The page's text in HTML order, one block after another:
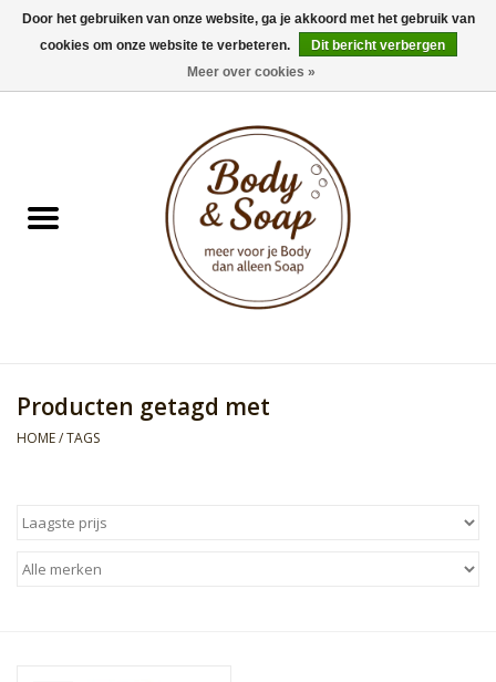
0 Artikelen - €0,00
Doucheproducten
Kids Collection
Producten getagd met
HOME/TAGS
Door het gebruiken van onze website, ga je akkoord met het gebruik van
cookies om onze website te verbeteren.
Dit bericht verbergen
Meer over cookies »